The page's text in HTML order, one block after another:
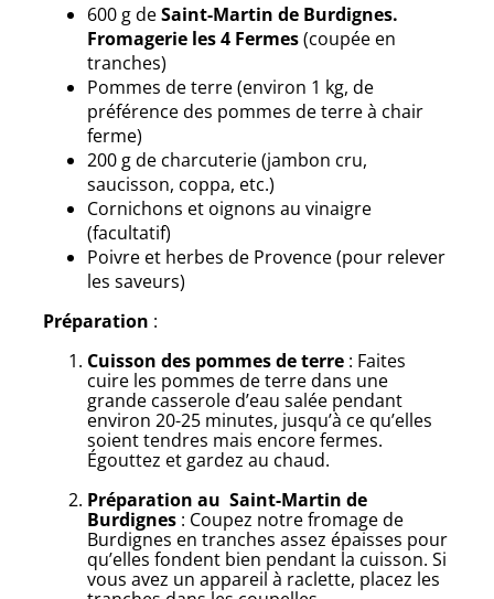
600 g deSaint-Martin de Burdignes.
Fromagerie les 4 Fermes(coupée en
tranches)
Pommes de terre (environ 1 kg, de
préférence des pommes de terre à chair
ferme)
200 g de charcuterie (jambon cru,
saucisson, coppa, etc.)
Cornichons et oignons au vinaigre
(facultatif)
Poivre et herbes de Provence (pour relever
les saveurs)
Préparation :
Cuisson des pommes de terre : Faites
cuire les pommes de terre dans une
grande casserole d’eau salée pendant
environ 20-25 minutes, jusqu’à ce qu’elles
soient tendres mais encore fermes.
Égouttez et gardez au chaud.
Préparation au Saint-Martin de
Burdignes : Coupez notre fromage de
Burdignes en tranches assez épaisses pour
qu’elles fondent bien pendant la cuisson. Si
vous avez un appareil à raclette, placez les